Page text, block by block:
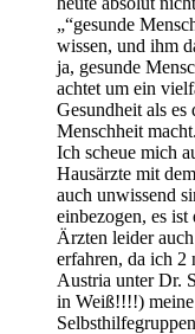
„“gesunde
wissen, und ihm
ja, gesunde
achtet um ein
Gesundheit als
Menschheit macht.
Ich scheue mich
Hausärzte mit
auch unwissend
einbezogen, es
Ärzten leider
erfahren, da ich 2
Austria unter Dr.
in Weiß!!!!)